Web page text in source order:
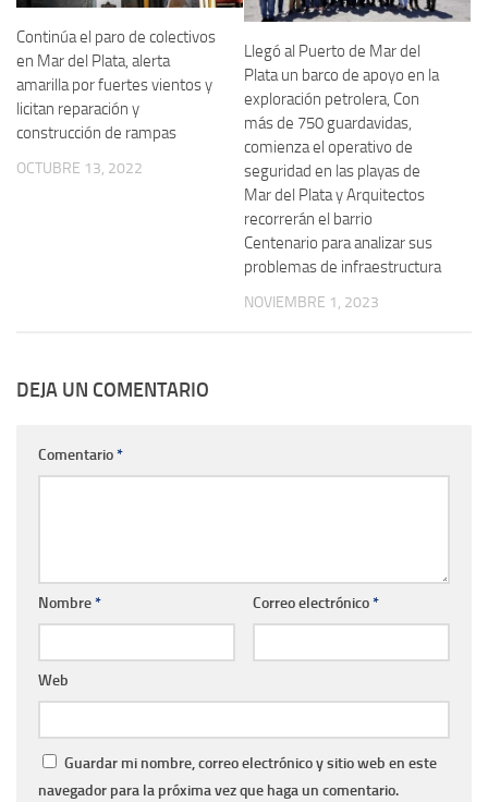
Continúa el paro de colectivos
en Mar del Plata, alerta
amarilla por fuertes vientos y
licitan reparación y
construcción de rampas
OCTUBRE 13, 2022
Llegó al Puerto de Mar del
Plata un barco de apoyo en la
exploración petrolera, Con
más de 750 guardavidas,
comienza el operativo de
seguridad en las playas de
Mar del Plata y Arquitectos
recorrerán el barrio
Centenario para analizar sus
problemas de infraestructura
NOVIEMBRE 1, 2023
DEJA UN COMENTARIO
Comentario*
Nombre* Correo electrónico*
Web
Guardar mi nombre, correo electrónico y sitio web en este
navegador para la próxima vez que haga un comentario.